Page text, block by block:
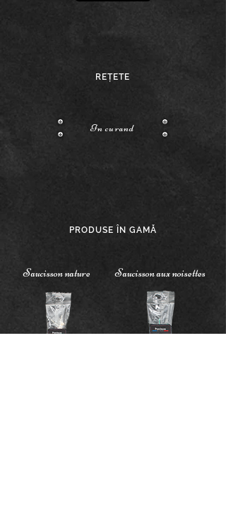
Saucisson nature Saucisson aux noisettes
PRODUSE ÎN GAMĂ
REȚETE
In curand